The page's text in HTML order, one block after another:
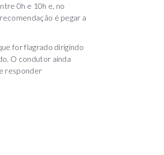
0h e 10h e, no
é pegar a
for flagrado dirigindo
O condutor ainda
responder